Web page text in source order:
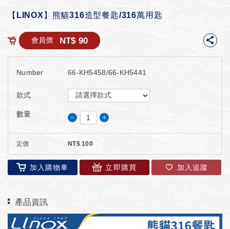
【LINOX】熊貓316造型餐匙/316萬用匙
會員價 NT$ 90
Number 66-KH5458/66-KH5441
款式
數量 － ＋
定價 NT$ 100
加入購物車 立即購買 加入追蹤
產品資訊